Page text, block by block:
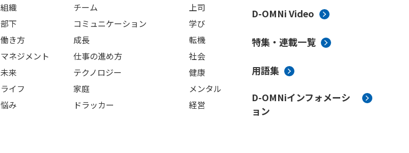
組織 チーム
上司
部下
コミュニケーション
学び
働き方
成長
転機
マネジメント
仕事の進め方
社会
未来
テクノロジー
健康
ライフ
家庭
メンタル
悩み
ドラッカー 経営
D-OMNi Video
特集・連載一覧
用語集
D-OMNiインフォメーシ
ョン